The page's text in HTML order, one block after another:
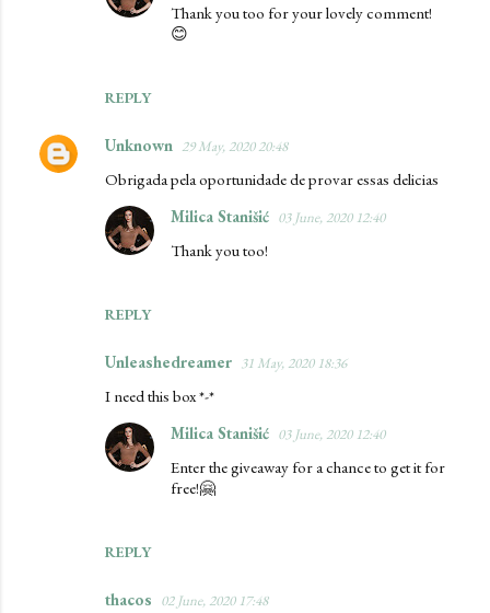
REPLY
Thank you too for your lovely comment!
😊
Unknown 29 May, 2020 20:48
Obrigada pela oportunidade de provar essas delicias
REPLY
Milica Stanišić 03 June, 2020 12:40
Thank you too!
Unleashedreamer 31 May, 2020 18:36
I need this box *-*
REPLY
Milica Stanišić 03 June, 2020 12:40
Enter the giveaway for a chance to get it for
free!🤗
thacos 02 June, 2020 17:48